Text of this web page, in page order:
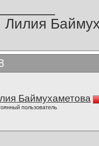
Баймухаметова
пользователь